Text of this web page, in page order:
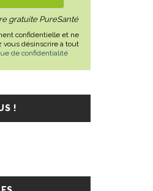
gratuite PureSanté
confidentielle et ne
vous désinscrire à tout
de confidentialité
!